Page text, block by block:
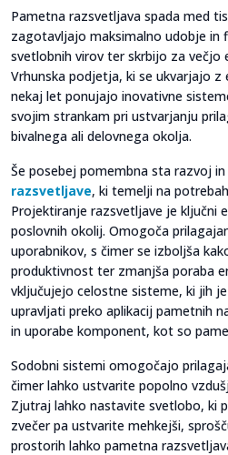
Pametna razsvetljava spada med
zagotavljajo maksimalno udobje in
svetlobnih virov ter skrbijo za večjo
Vrhunska podjetja, ki se ukvarjajo
nekaj let ponujajo inovativne
svojim strankam pri ustvarjanju
bivalnega ali delovnega okolja.
Še posebej pomembna sta razvoj
razsvetljave, ki temelji na
Projektiranje razsvetljave je ključni
poslovnih okolij. Omogoča
uporabnikov, s čimer se izboljša
produktivnost ter zmanjša poraba
vključujejo celostne sisteme, ki jih
upravljati preko aplikacij pametnih
in uporabe komponent, kot so
Sodobni sistemi omogočajo
čimer lahko ustvarite popolno
Zjutraj lahko nastavite svetlobo, ki
zvečer pa ustvarite mehkejši,
prostorih lahko pametna